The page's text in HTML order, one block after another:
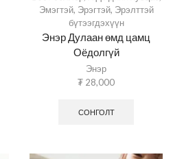
Эмэгтэй, Эрэгтэй, Эрэлттэй
бүтээгдэхүүн
Энэр Дулаан өмд цамц
Оёдолгүй
Энэр
₮ 28,000
СОНГОЛТ